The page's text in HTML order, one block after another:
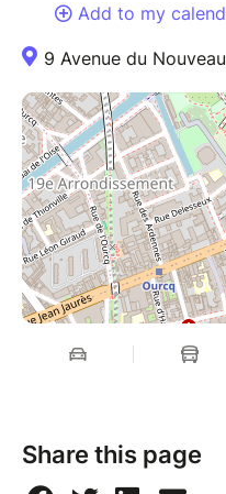
Add to my
9 Avenue du
Share this page